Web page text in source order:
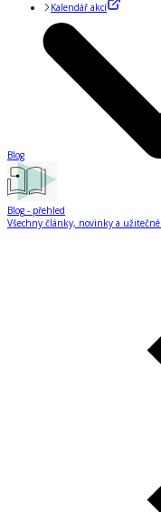
Kalendář akcí
Blog
Blog - přehled
Všechny články, novinky a